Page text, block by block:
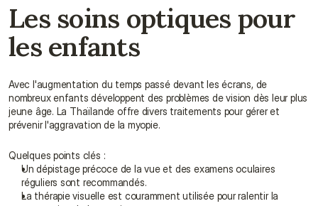
Les soins optiques pour
les enfants
Avec l'augmentation du temps passé devant les écrans, de
nombreux enfants développent des problèmes de vision dès leur plus
jeune âge. La Thaïlande offre divers traitements pour gérer et
prévenir l'aggravation de la myopie.
Quelques points clés :
Un dépistage précoce de la vue et des examens oculaires
réguliers sont recommandés.
La thérapie visuelle est couramment utilisée pour ralentir la